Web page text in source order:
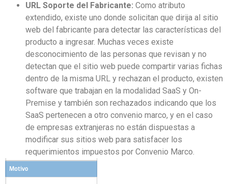
URL Soporte del Fabricante: Como atributo
extendido, existe uno donde solicitan que dirija al sitio
web del fabricante para detectar las características del
producto a ingresar. Muchas veces existe
desconocimiento de las personas que revisan y no
detectan que el sitio web puede compartir varias fichas
dentro de la misma URL y rechazan el producto, existen
software que trabajan en la modalidad SaaS y On-
Premise y también son rechazados indicando que los
SaaS pertenecen a otro convenio marco, y en el caso
de empresas extranjeras no están dispuestas a
modificar sus sitios web para satisfacer los
requerimientos impuestos por Convenio Marco.